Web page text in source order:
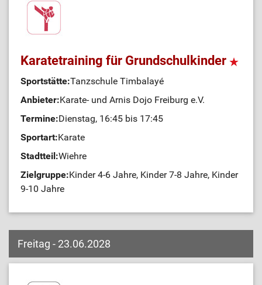
Karatetraining für Grundschulkinder
Sportstätte:Tanzschule Timbalayé
Anbieter:Karate- und Arnis Dojo Freiburg e.V.
Termine:Dienstag, 16:45 bis 17:45
Sportart:Karate
Stadtteil:Wiehre
Zielgruppe:Kinder 4-6 Jahre, Kinder 7-8 Jahre, Kinder
9-10 Jahre
Freitag - 23.06.2028